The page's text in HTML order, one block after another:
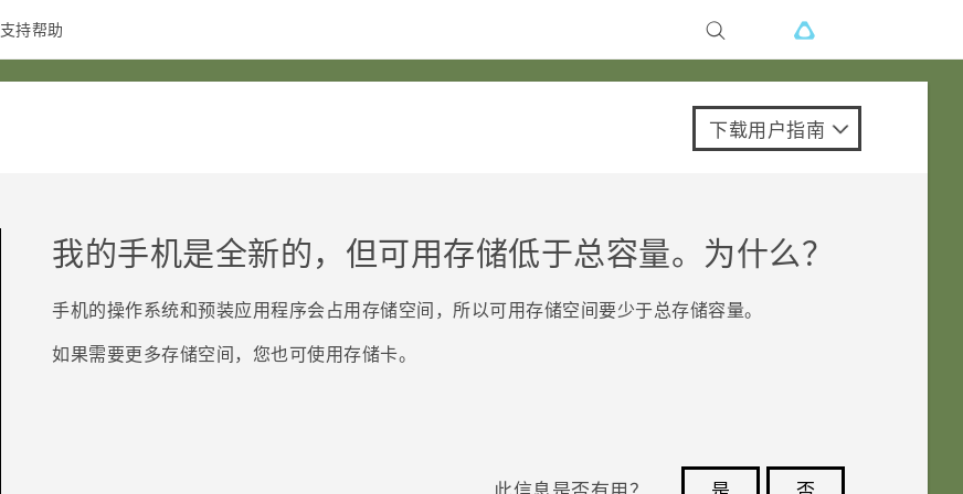
支持帮助
在线客服
下载用户指南
我的手机是全新的，但可用存储低于总容量。为什么？
手机的操作系统和预装应用程序会占用存储空间，所以可用存储空间要少于总存储容量。
如果需要更多存储空间，您也可使用存储卡。